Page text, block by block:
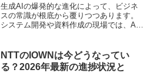
生成AIの爆発的な進化によって、ビジネ
スの常識が根底から覆りつつあります。
システム開発や資料作成の現場では、AI
量」を価値とする時代は完全に終わりま
した。この激動の時代に...
NTTのIOWNは今どうなってい
る？2026年最新の進捗状況と